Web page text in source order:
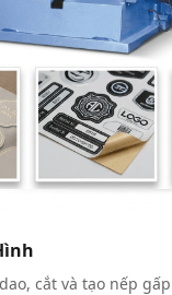
cắt và tạo nếp